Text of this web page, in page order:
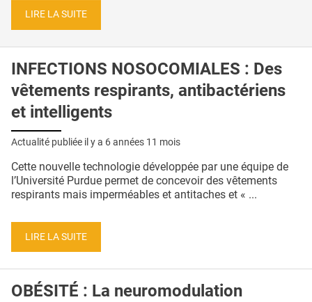
LIRE LA SUITE
INFECTIONS NOSOCOMIALES : Des
vêtements respirants, antibactériens
et intelligents
Actualité publiée il y a 6 années 11 mois
Cette nouvelle technologie développée par une équipe de
l’Université Purdue permet de concevoir des vêtements
respirants mais imperméables et antitaches et « ...
LIRE LA SUITE
OBÉSITÉ : La neuromodulation